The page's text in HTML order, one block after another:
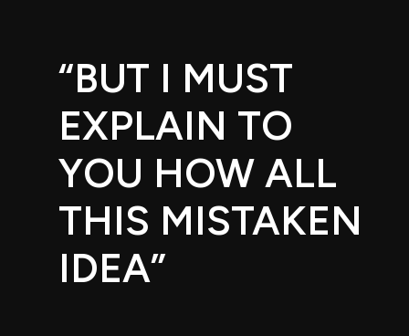
“BUT I MUST
EXPLAIN TO
YOU HOW ALL
THIS MISTAKEN
IDEA”